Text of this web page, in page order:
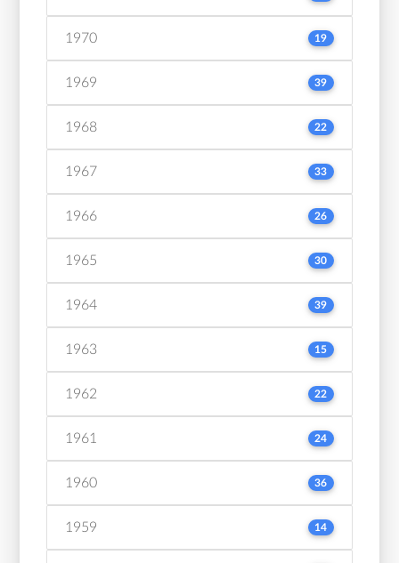
1970 19
1969 39
1968 22
1967 33
1966 26
1965 30
1964 39
1963 15
1962 22
1961 24
1960 36
1959 14